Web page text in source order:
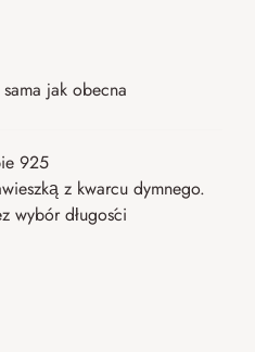
jak obecna
925
z kwarcu dymnego.
wybór długości